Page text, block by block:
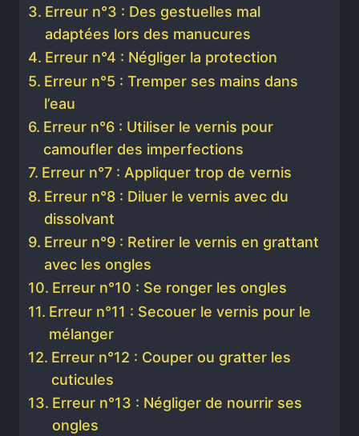
Erreur n°3 : Des gestuelles mal
adaptées lors des manucures
Erreur n°4 : Négliger la protection
Erreur n°5 : Tremper ses mains dans
l’eau
Erreur n°6 : Utiliser le vernis pour
camoufler des imperfections
Erreur n°7 : Appliquer trop de vernis
Erreur n°8 : Diluer le vernis avec du
dissolvant
Erreur n°9 : Retirer le vernis en grattant
avec les ongles
Erreur n°10 : Se ronger les ongles
Erreur n°11 : Secouer le vernis pour le
mélanger
Erreur n°12 : Couper ou gratter les
cuticules
Erreur n°13 : Négliger de nourrir ses
ongles